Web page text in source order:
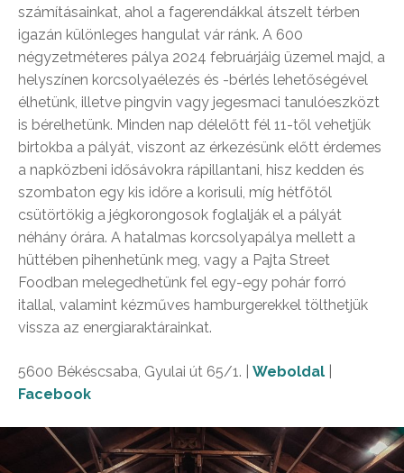
számításainkat, ahol a fagerendákkal átszelt térben
igazán különleges hangulat vár ránk. A 600
négyzetméteres pálya 2024 februárjáig üzemel majd, a
helyszínen korcsolyaélezés és -bérlés lehetőségével
élhetünk, illetve pingvin vagy jegesmaci tanulóeszközt
is bérelhetünk. Minden nap délelőtt fél 11-től vehetjük
birtokba a pályát, viszont az érkezésünk előtt érdemes
a napközbeni idősávokra rápillantani, hisz kedden és
szombaton egy kis időre a korisuli, míg hétfőtől
csütörtökig a jégkorongosok foglalják el a pályát
néhány órára. A hatalmas korcsolyapálya mellett a
hüttében pihenhetünk meg, vagy a Pajta Street
Foodban melegedhetünk fel egy-egy pohár forró
itallal, valamint kézműves hamburgerekkel tölthetjük
vissza az energiaraktárainkat.
5600 Békéscsaba, Gyulai út 65/1. | Weboldal
Facebook